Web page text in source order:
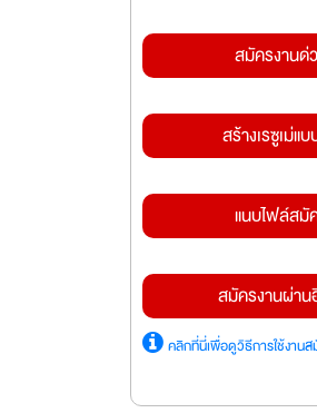
สมัครงานด่
สร้างเรซูเม่แ
แนบไฟล์สมั
สมัครงานผ่าน
คลิกที่นี่เพื่อดูวิธีการใช้งาน